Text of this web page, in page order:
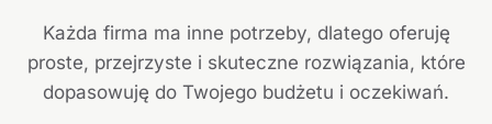
Każda firma ma inne potrzeby, dlatego oferuję
proste, przejrzyste i skuteczne rozwiązania, które
dopasowuję do Twojego budżetu i oczekiwań.